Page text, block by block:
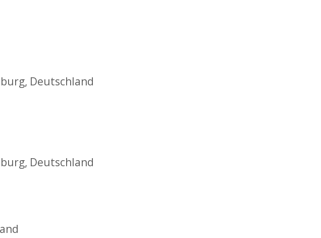
Deutschland
Deutschland